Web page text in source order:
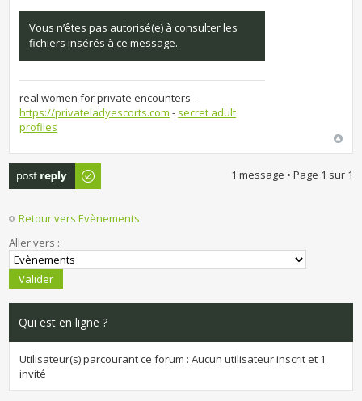
Vous n’êtes pas autorisé(e) à consulter les
fichiers insérés à ce message.
real women for private encounters -
https://privateladyescorts.com - secret adult
profiles
Publier une
réponse
1 message • Page 1 sur 1
Retour vers Evènements
Aller vers :
Qui est en ligne ?
Utilisateur(s) parcourant ce forum : Aucun utilisateur inscrit et 1
invité